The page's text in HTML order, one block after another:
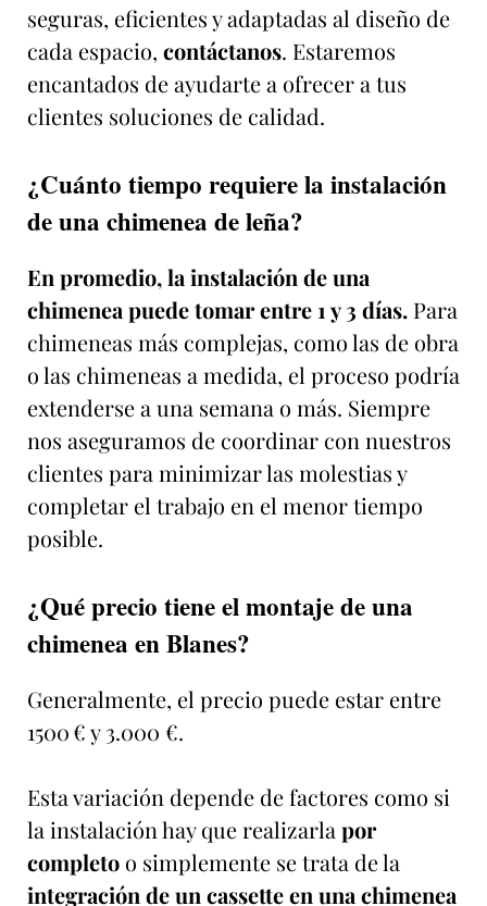
seguras, eficientes y adaptadas al diseño de
cada espacio, contáctanos. Estaremos
encantados de ayudarte a ofrecer a tus
clientes soluciones de calidad.
¿Cuánto tiempo requiere la instalación
de una chimenea de leña?
En promedio, la instalación de una
chimenea puede tomar entre 1 y 3 días. Para
chimeneas más complejas, como las de obra
o las chimeneas a medida, el proceso podría
extenderse a una semana o más. Siempre
nos aseguramos de coordinar con nuestros
clientes para minimizar las molestias y
completar el trabajo en el menor tiempo
posible.
¿Qué precio tiene el montaje de una
chimenea en Blanes?
Generalmente, el precio puede estar entre
1500 € y 3.000 €.
Esta variación depende de factores como si
la instalación hay que realizarla por
completo o simplemente se trata de la
integración de un cassette en una chimenea